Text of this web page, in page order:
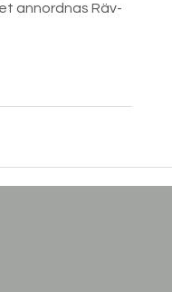
annordnas Räv-